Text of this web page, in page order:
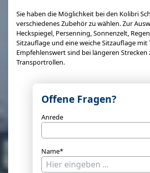
Sie haben die Möglichkeit bei den Kolibri
verschiedenes Zubehör zu wählen. Zur
Heckspiegel, Persenning, Sonnenzelt,
Sitzauflage und eine weiche Sitzauflage mit
Empfehlenswert sind bei längeren Strecken
Transportrollen.
Offene Fragen?
Anrede
Name*